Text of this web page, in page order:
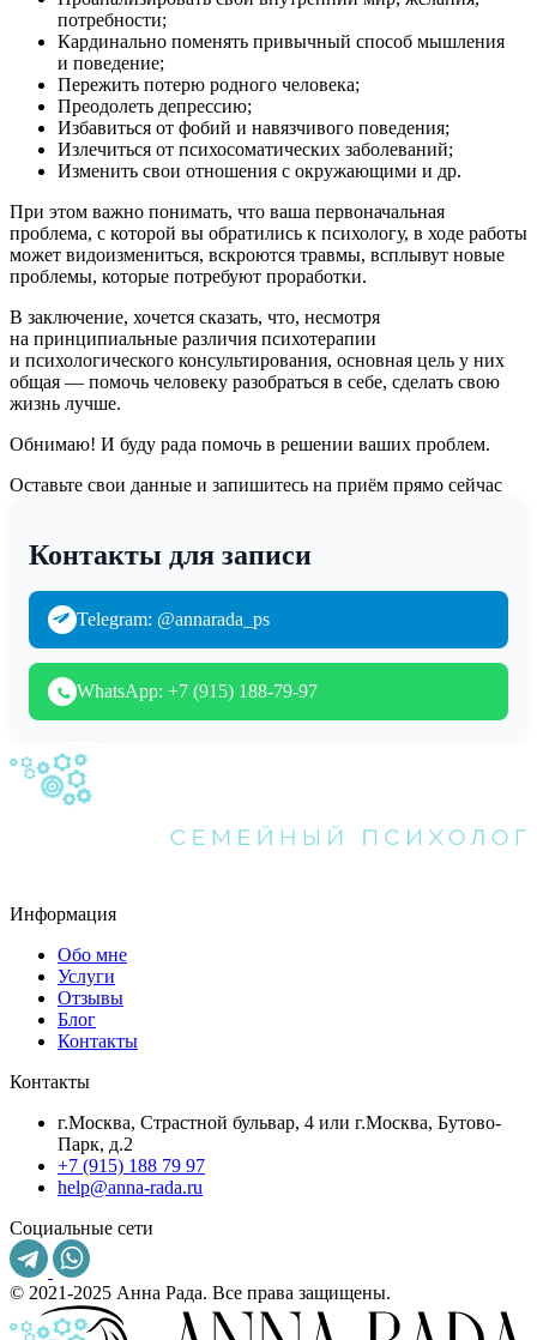
потребности;
Кардинально поменять привычный способ мышления
и поведение;
Пережить потерю родного человека;
Преодолеть депрессию;
Избавиться от фобий и навязчивого поведения;
Излечиться от психосоматических заболеваний;
Изменить свои отношения с окружающими и др.
При этом важно понимать, что ваша первоначальная
проблема, с которой вы обратились к психологу, в ходе работы
может видоизмениться, вскроются травмы, всплывут новые
проблемы, которые потребуют проработки.
В заключение, хочется сказать, что, несмотря
на принципиальные различия психотерапии
и психологического консультирования, основная цель у них
общая — помочь человеку разобраться в себе, сделать свою
жизнь лучше.
Обнимаю! И буду рада помочь в решении ваших проблем.
Оставьте свои данные и запишитесь на приём прямо сейчас
Контакты для записи
Telegram: @annarada_ps
WhatsApp: +7 (915) 188-79-97
Информация
Обо мне
Услуги
Отзывы
Блог
Контакты
Контакты
г.Москва, Страстной бульвар, 4 или г.Москва, Бутово-
Парк, д.2
+7 (915) 188 79 97
help@anna-rada.ru
Социальные сети
© 2021-2025 Анна Рада. Все права защищены.